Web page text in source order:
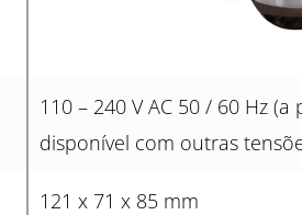
110 – 240 V AC 50 / 60 Hz
disponível com outras
121 x 71 x 85 mm